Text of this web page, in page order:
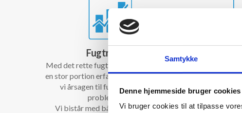
Samtykke
Denne hjemmeside bruger cookies
Vi bruger cookies til at tilpasse
Fugtmåling
Med det rette fugtmålingsudstyr, samt
en stor portion erfaring og viden, finder
vi årsagen til fugt- og skimmel
problemerne.
Vi bistår med både rådgivning og
fra kældre,
Efter endt
der
hvor det sikres